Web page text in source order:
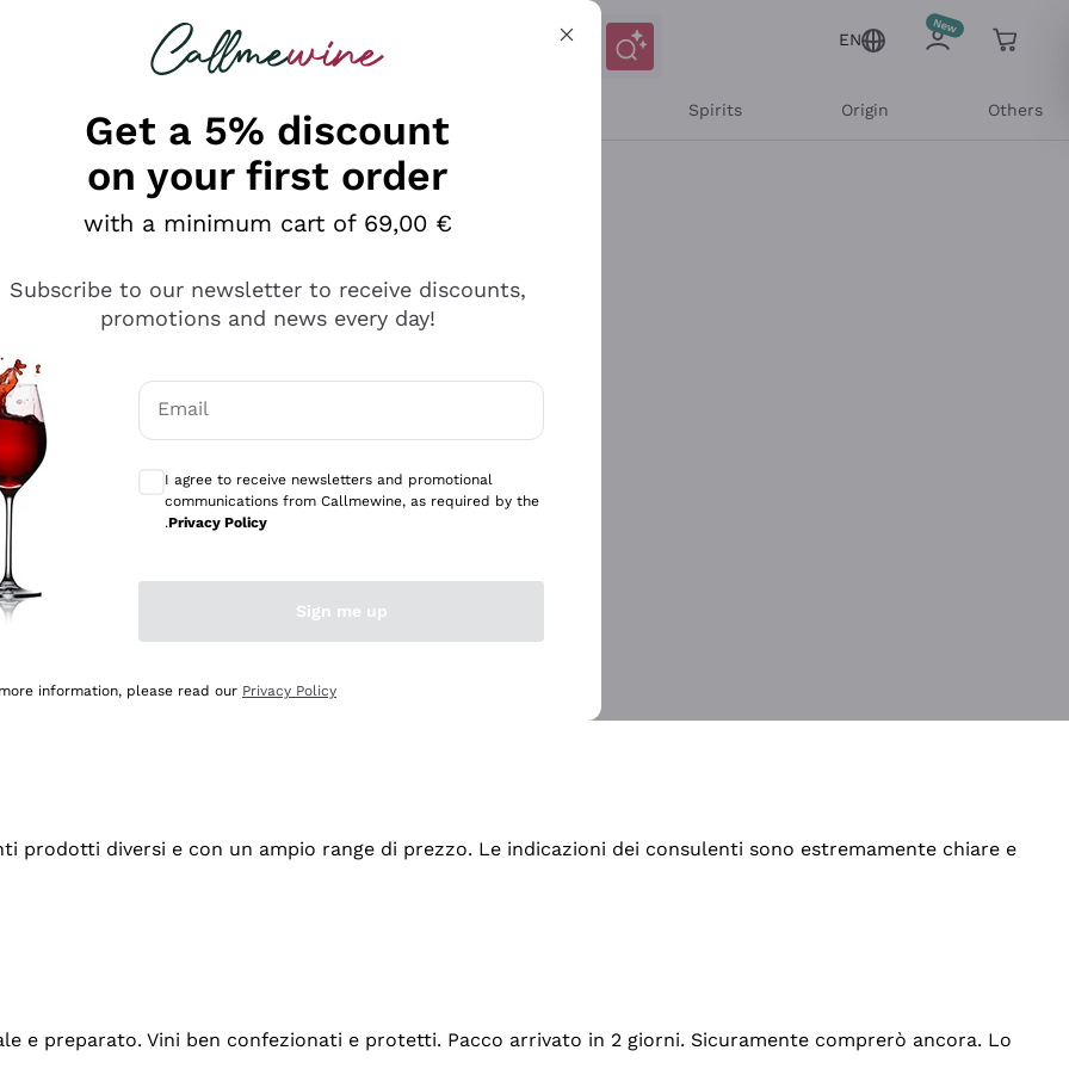
looking for
EN
Spirits Origin Others
professionalità
diversi e con un ampio range di prezzo. Le indicazioni dei consulenti sono estremamente chiare e
e preparato. Vini ben confezionati e protetti. Pacco arrivato in 2 giorni. Sicuramente comprerò ancora. Lo
Get a 5% discount
on your first order
with a minimum cart of 69,00 €
Subscribe to our newsletter to receive discounts,
promotions and news every day!
Email
I agree to receive newsletters and promotional
communications from Callmewine, as required by the
.Privacy Policy
Sign me up
information, please read our Privacy Policy